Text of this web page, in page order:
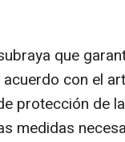
que
con el
protección de
medidas